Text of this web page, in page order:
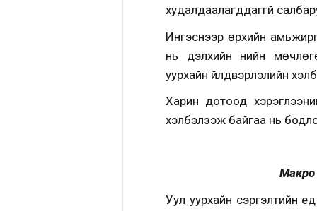
худалдаалагддаггүй
Ингэснээр өрхийн
нь дэлхийн үнийн
уурхайн үйлдвэрлэлийн
Харин дотоод
хэлбэлзэж байгаа нь
Макро
Уул уурхайн сэргэлтийн